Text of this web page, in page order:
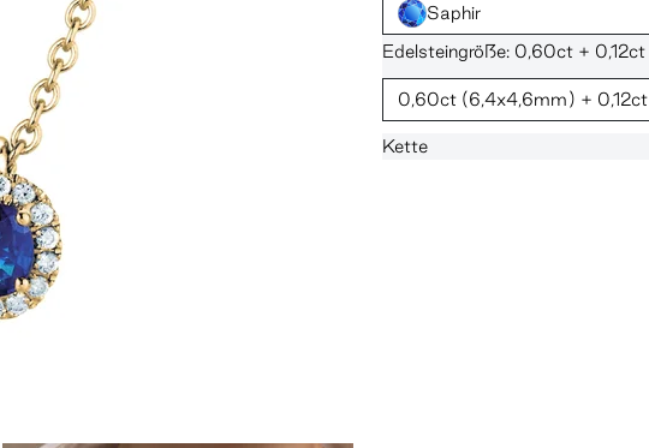
Saphir
Edelsteingröße: 0,60ct + 0,12ct
0,60ct (6,4x4,6mm) + 0,12ct
Kette